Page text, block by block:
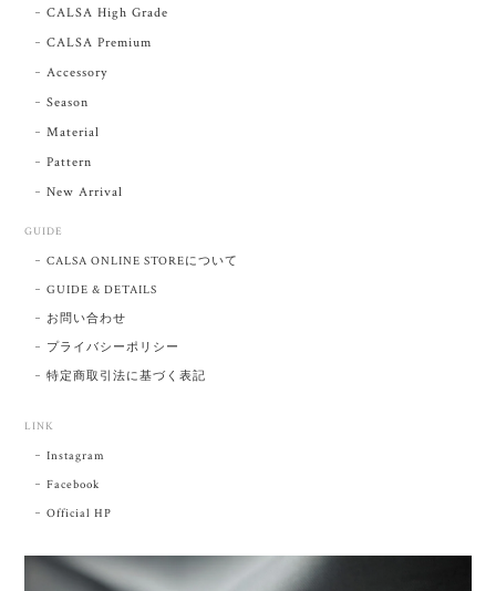
CALSA High Grade
CALSA Premium
Accessory
Season
Material
Pattern
New Arrival
GUIDE
CALSA ONLINE STOREについて
GUIDE & DETAILS
お問い合わせ
プライバシーポリシー
特定商取引法に基づく表記
LINK
Instagram
Facebook
Official HP